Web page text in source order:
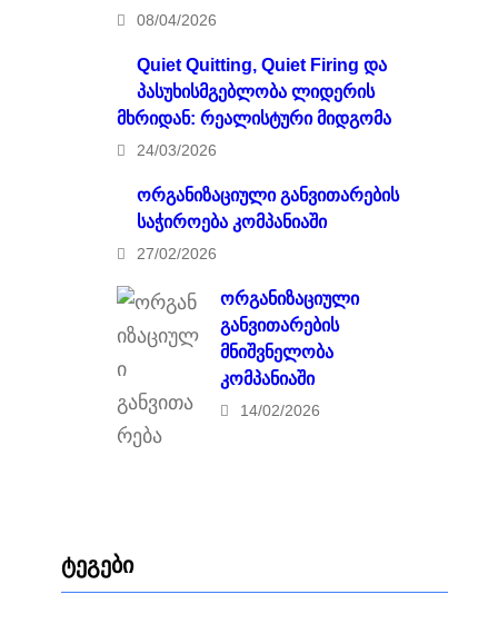
08/04/2026
Quiet Quitting, Quiet Firing და
პასუხისმგებლობა ლიდერის
მხრიდან: რეალისტური მიდგომა
24/03/2026
ორგანიზაციული განვითარების
საჭიროება კომპანიაში
27/02/2026
ორგანიზაციული
განვითარების
მნიშვნელობა
კომპანიაში
14/02/2026
ტეგები